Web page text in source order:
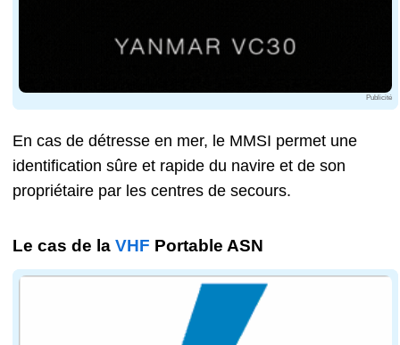
Publicité
En cas de détresse en mer, le MMSI permet une
identification sûre et rapide du navire et de son
propriétaire par les centres de secours.
Le cas de la VHF Portable ASN